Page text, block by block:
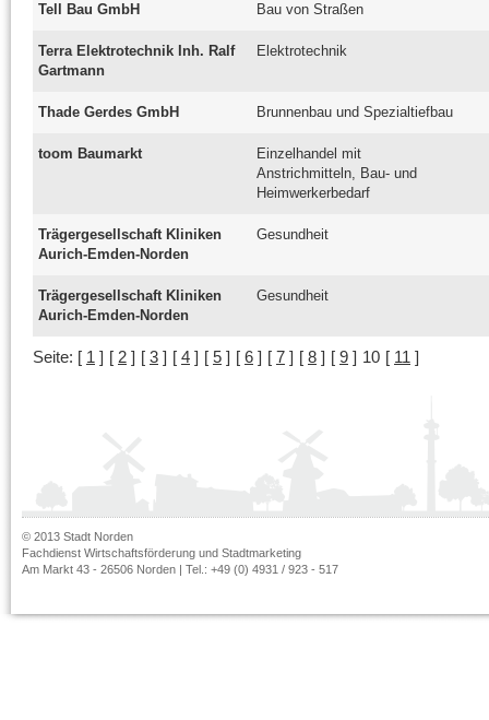
Tell Bau GmbH Bau von Straßen
Terra Elektrotechnik Inh. Ralf
Gartmann
Elektrotechnik
Thade Gerdes GmbH Brunnenbau und Spezialtiefbau
toom Baumarkt
Einzelhandel mit
Anstrichmitteln, Bau- und
Heimwerkerbedarf
Trägergesellschaft Kliniken
Aurich-Emden-Norden
Gesundheit
Trägergesellschaft Kliniken
Aurich-Emden-Norden
Gesundheit
Seite: [ 1 ] [ 2 ] [ 3 ] [ 4 ] [ 5 ] [ 6 ] [ 7 ] [ 8 ] [ 9 ] 10 [ 11 ]
© 2013 Stadt Norden
Fachdienst Wirtschaftsförderung und Stadtmarketing
Am Markt 43 - 26506 Norden | Tel.: +49 (0) 4931 / 923 - 517